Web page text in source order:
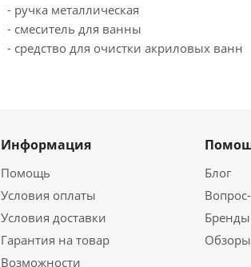
- ручка металлическая
- смеситель для ванны
- средство для очистки акриловых ванн
Информация
Помощь
Условия оплаты
Условия доставки
Гарантия на товар
Возможности
Блог
Бренды
Обзоры